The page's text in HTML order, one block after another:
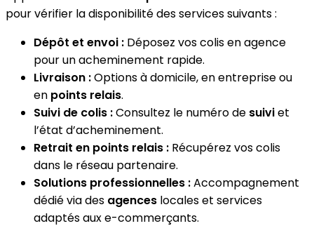
pour vérifier la disponibilité des services suivants :
Dépôt et envoi : Déposez vos colis en agence
pour un acheminement rapide.
Livraison :Options à domicile, en entreprise ou
en points relais.
Suivi de colis :Consultez le numéro de suiviet
l’état d’acheminement.
Retrait en points relais : Récupérez vos colis
dans le réseau partenaire.
Solutions professionnelles :Accompagnement
dédié via des agences locales et services
adaptés aux e-commerçants.